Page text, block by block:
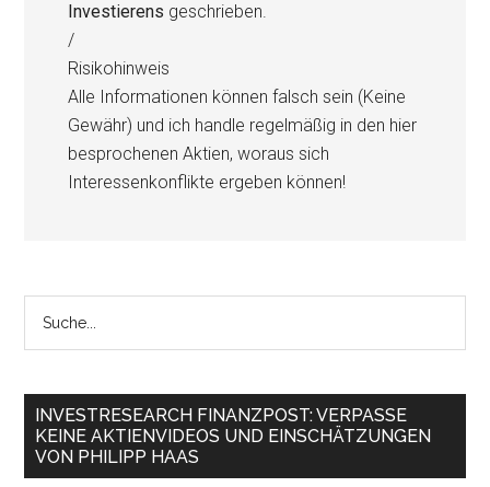
Investierens geschrieben.
/
Risikohinweis
Alle Informationen können falsch sein (Keine
Gewähr) und ich handle regelmäßig in den hier
besprochenen Aktien, woraus sich
Interessenkonflikte ergeben können!
INVESTRESEARCH FINANZPOST: VERPASSE
KEINE AKTIENVIDEOS UND EINSCHÄTZUNGEN
VON PHILIPP HAAS